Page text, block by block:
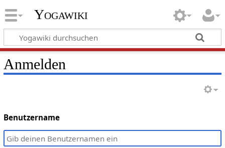
Yogawiki
Anmelden
Benutzername